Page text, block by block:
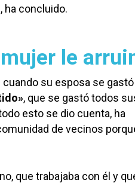
, ha concluido.
le
su esposa se
, que se gastó todos
esto se dio cuenta, ha
de vecinos
que trabajaba con él y